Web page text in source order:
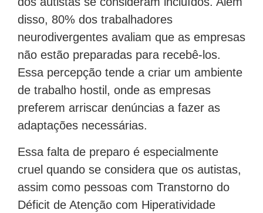
disso, 80% dos trabalhadores
neurodivergentes avaliam que as empresas
não estão preparadas para recebê-los.
Essa percepção tende a criar um ambiente
de trabalho hostil, onde as empresas
preferem arriscar denúncias a fazer as
adaptações necessárias.
Essa falta de preparo é especialmente
cruel quando se considera que os autistas,
assim como pessoas com Transtorno do
Déficit de Atenção com Hiperatividade